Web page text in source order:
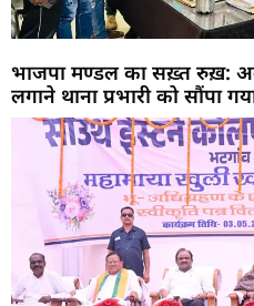
भाजपा मण्डल का सख़्त रुख़:
लगाने थाना प्रभारी को सौंपा